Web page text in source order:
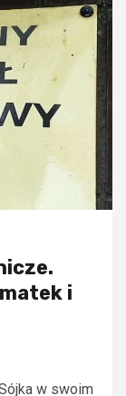
i
w swoim